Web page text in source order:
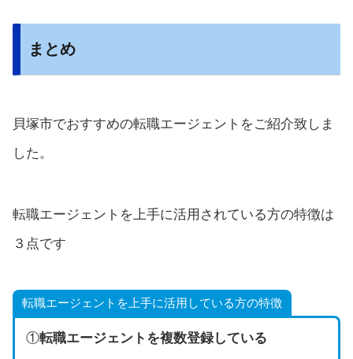
まとめ
貝塚市でおすすめの転職エージェントをご紹介致しま
した。
転職エージェントを上手に活用されている方の特徴は
３点です
転職エージェントを上手に活用している方の特徴
①転職エージェントを複数登録している